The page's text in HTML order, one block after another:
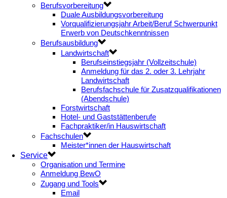
Berufsvorbereitung
Duale Ausbildungsvorbereitung
Vorqualifizierungsjahr Arbeit/Beruf Schwerpunkt
Erwerb von Deutschkenntnissen
Berufsausbildung
Landwirtschaft
Berufseinstiegsjahr (Vollzeitschule)
Anmeldung für das 2. oder 3. Lehrjahr
Landwirtschaft
Berufsfachschule für Zusatzqualifikationen
(Abendschule)
Forstwirtschaft
Hotel- und Gaststättenberufe
Fachpraktiker/in Hauswirtschaft
Fachschulen
Meister*innen der Hauswirtschaft
Service
Organisation und Termine
Anmeldung BewO
Zugang und Tools
Email